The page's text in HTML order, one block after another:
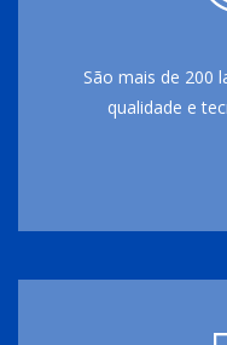
São mais de 200
qualidade e